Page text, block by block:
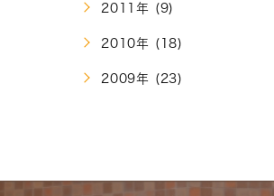
2011年 (9)
2010年 (18)
2009年 (23)